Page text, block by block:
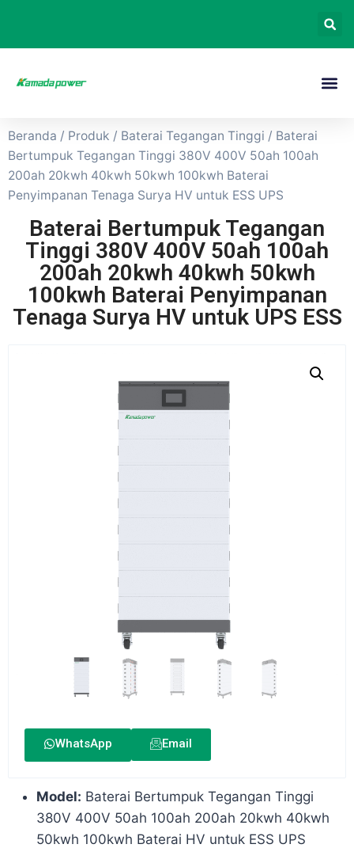
Beranda / Produk / Baterai Tegangan Tinggi / Baterai
Bertumpuk Tegangan Tinggi 380V 400V 50ah 100ah
200ah 20kwh 40kwh 50kwh 100kwh Baterai
Penyimpanan Tenaga Surya HV untuk ESS UPS
Baterai Bertumpuk Tegangan
Tinggi 380V 400V 50ah 100ah
200ah 20kwh 40kwh 50kwh
100kwh Baterai Penyimpanan
Tenaga Surya HV untuk UPS ESS
WhatsApp Email
Model: Baterai Bertumpuk Tegangan Tinggi
380V 400V 50ah 100ah 200ah 20kwh 40kwh
50kwh 100kwh Baterai HV untuk ESS UPS